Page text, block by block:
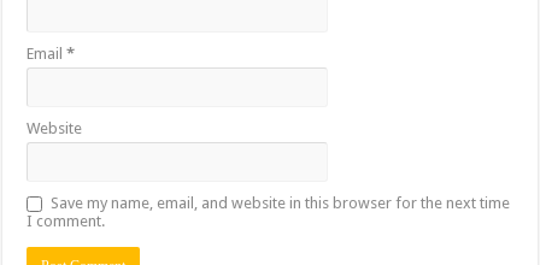
Email*
Website
Save my name, email, and website in this browser for the next time
I comment.